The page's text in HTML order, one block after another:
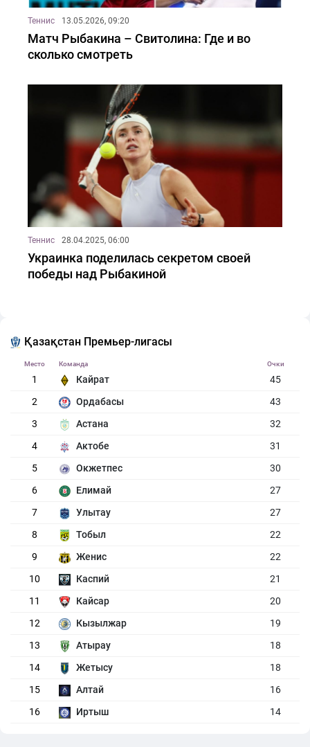
Теннис 13.05.2026, 09:20
Матч Рыбакина – Свитолина: Где и во
сколько смотреть
Теннис 28.04.2025, 06:00
Украинка поделилась секретом своей
победы над Рыбакиной
Қазақстан Премьер-лигасы
Место Команда Очки
1 Кайрат
45
2
Ордабасы
43
3
Астана
32
4
Актобе
31
5
Окжетпес
30
6
Елимай
27
7
Улытау
27
8
Тобыл
22
9
Женис
22
10
Каспий
21
11
Кайсар
20
12
Кызылжар
19
13
Атырау
18
14
Жетысу
18
15
Алтай
16
16
Иртыш 14